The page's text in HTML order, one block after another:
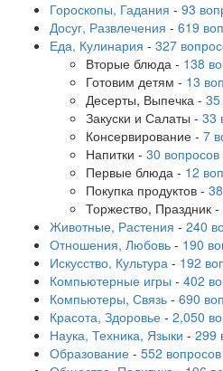
Гороскопы, Гадания - 93
Досуг, Развлечения - 619
Еда, Кулинария - 327
Вторые блюда - 138
Готовим детям - 13
Десерты, Выпечка - 35
Закуски и Салаты - 33
Консервирование - 7
Напитки - 30 вопросов
Первые блюда - 12
Покупка продуктов -
Торжество, Праздник -
Животные, Растения - 240
Отношения, Любовь - 190
Искусство, Культура - 192
Компьютерные игры - 402
Компьютеры, Связь - 690
Красота, Здоровье - 2,050
Наука, Техника, Языки - 299
Образование - 552 вопросов